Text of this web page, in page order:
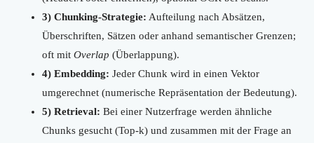
3) Chunking-Strategie: Aufteilung nach Absätzen,
Überschriften, Sätzen oder anhand semantischer Grenzen;
oft mit Overlap (Überlappung).
4) Embedding: Jeder Chunk wird in einen Vektor
umgerechnet (numerische Repräsentation der Bedeutung).
5) Retrieval: Bei einer Nutzerfrage werden ähnliche
Chunks gesucht (Top-k) und zusammen mit der Frage an